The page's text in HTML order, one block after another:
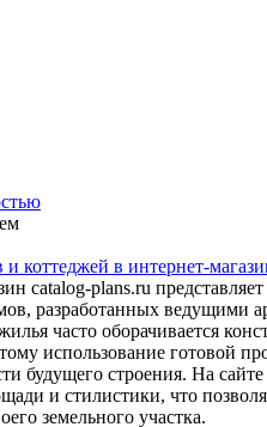
коттеджей в интернет-
catalog-plans.ru
разработанных ведущими
часто оборачивается
использование готовой
будущего строения. На
и стилистики, что
земельного участка.